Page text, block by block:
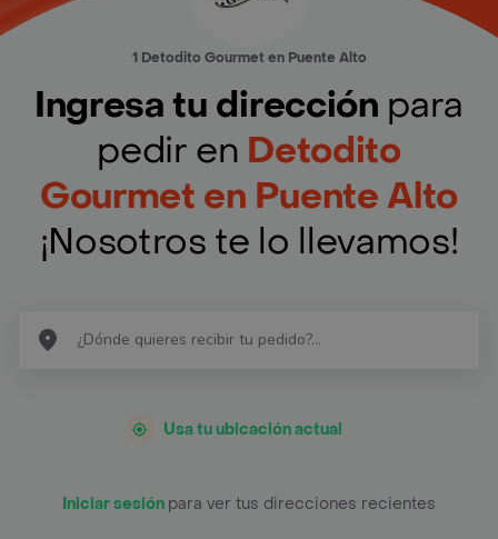
1 Detodito Gourmet en Puente Alto
Ingresa tu dirección para
pedir en Detodito
Gourmet en Puente Alto
¡Nosotros te lo llevamos!
Usa tu ubicación actual
Iniciar sesión para ver tus direcciones recientes